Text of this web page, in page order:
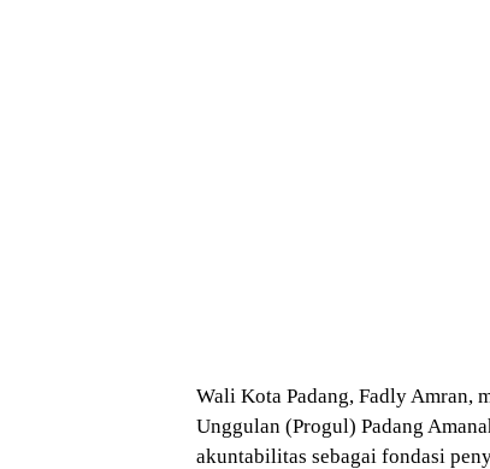
Wali Kota Padang, Fadly Amran,
Unggulan (Progul) Padang
akuntabilitas sebagai fondasi